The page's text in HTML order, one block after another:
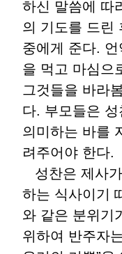
하신 말씀에 따
의 기도를 드린
중에게 준다.
을 먹고 마심으
그것들을 바라
다. 부모들은 성
의미하는 바를
려주어야 한다.
성찬은 제사
하는 식사이기
와 같은 분위기
위하여 반주자